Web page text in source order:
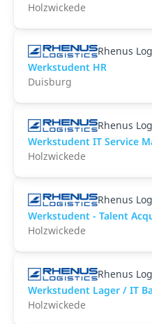
Holzwickede
Rhenus
Werkstudent HR
Duisburg
Rhenus
Werkstudent IT Service
Holzwickede
Rhenus
Werkstudent - Talent
Holzwickede
Rhenus
Werkstudent Lager / IT
Holzwickede